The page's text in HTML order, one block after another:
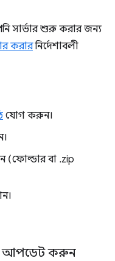
সার্ভার শুরু করার জন্য
করারনির্দেশাবলী
যোগ করুন।
(ফোল্ডার বা .zip
আপডেট করুন